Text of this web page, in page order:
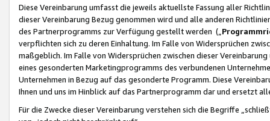
Diese Vereinbarung umfasst die jeweils aktuellste Fassung aller
dieser Vereinbarung Bezug genommen wird und alle anderen
des Partnerprogramms zur Verfügung gestellt werden („
verpflichten sich zu deren Einhaltung. Im Falle von Widersprüchen
maßgeblich. Im Falle von Widersprüchen zwischen dieser
eines gesonderten Marketingprogramms des verbundenen
Unternehmen in Bezug auf das gesonderte Programm. Diese
Ihnen und uns im Hinblick auf das Partnerprogramm dar und ersetzt
Für die Zwecke dieser Vereinbarung verstehen sich die Begriffe